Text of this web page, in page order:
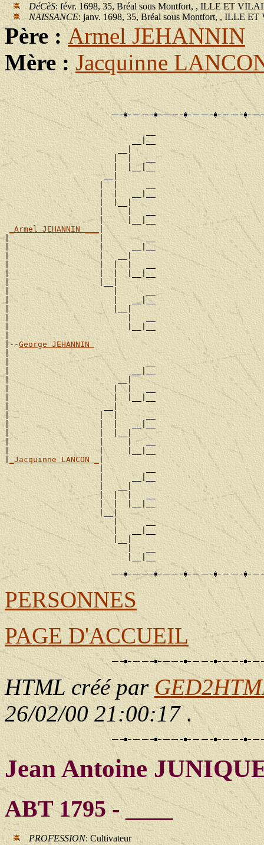
DéCèS: févr. 1698, 35, Bréal sous Montfort, , ILLE ET
NAISSANCE: janv. 1698, 35, Bréal sous Montfort, , ILLE
Père :Armel JEHANNIN
Mère :Jacquinne
                              __
                           __|__
                        __|
                       |  |   __
                       |  |__|__
                     __|
                    |  |      __
                    |  |   __|__
                    |  |__|
                    |     |   __
                    |     |__|__
_Armel JEHANNIN ___
|
|                   |         __
|                   |      __|__
|                   |   __|
|                   |  |  |   __
|                   |  |  |__|__
|                   |__|
|                      |      __
|                      |   __|__
|                      |__|
|                         |   __
|                         |__|__
|--George JEHANNIN
|                             __
|                          __|__
|                       __|
|                      |  |   __
|                      |  |__|__
|                    __|
|                   |  |      __
|                   |  |   __|__
|                   |  |__|
|                   |     |   __
|                   |     |__|__
_Jacquinne LANCON _
                    |         __
                    |      __|__
                    |   __|
                    |  |  |   __
                    |  |  |__|__
                    |__|
                       |      __
                       |   __|__
                       |__|
                          |   __
PERSONNES
PAGE D'ACCUEIL
HTML créé par
26/02/00 21:00:17.
Jean Antoine
ABT 1795 - ____
PROFESSION: Cultivateur